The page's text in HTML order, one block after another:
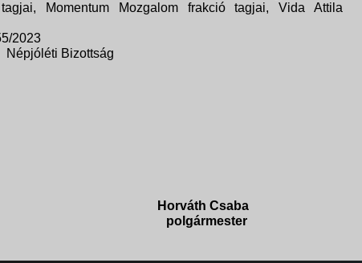
Momentum Mozgalom frakció tagjai, Vida Attila
2023
Népjóléti Bizottság
Horváth Csaba
polgármester